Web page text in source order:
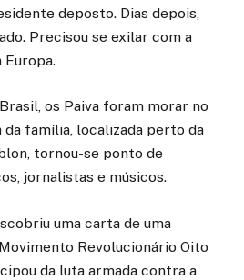
deposto. Dias depois,
Precisou se exilar com a
Europa.
os Paiva foram morar no
da família, localizada perto da
tornou-se ponto de
jornalistas e músicos.
uma carta de uma
Revolucionário Oito
da luta armada contra a